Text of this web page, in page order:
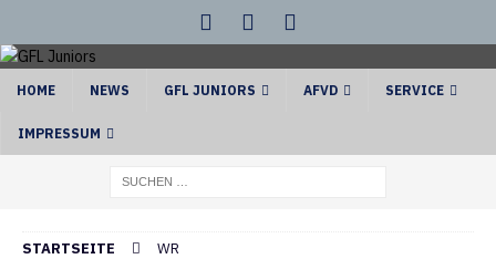
HOME NEWS GFL JUNIORS AFVD SERVICE
IMPRESSUM
STARTSEITE WR